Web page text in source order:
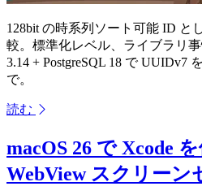
128bit の時系列ソート可能 ID と
較。標準化レベル、ライブラリ事
3.14 + PostgreSQL 18 で UUIDv7
で。
読む
macOS 26 で Xcode
WebView スクリーン